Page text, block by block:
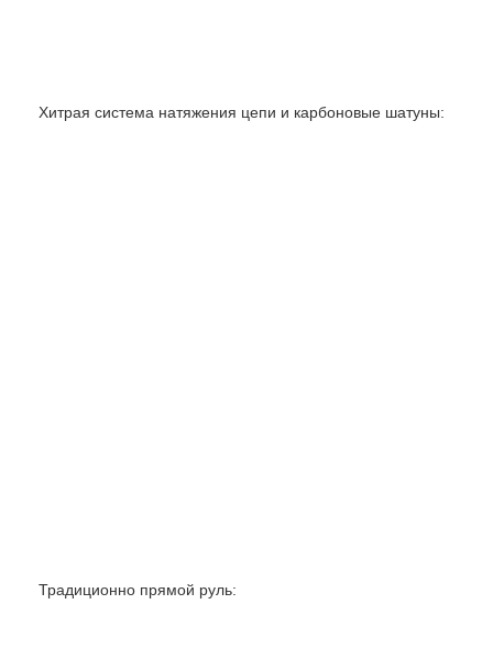
Хитрая система натяжения цепи и карбоновые шатуны:
Традиционно прямой руль: